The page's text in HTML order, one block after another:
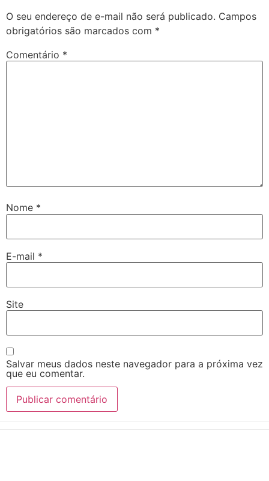
O seu endereço de e-mail não será publicado. Campos
obrigatórios são marcados com *
Comentário *
Nome *
E-mail *
Site
Salvar meus dados neste navegador para a próxima vez
que eu comentar.